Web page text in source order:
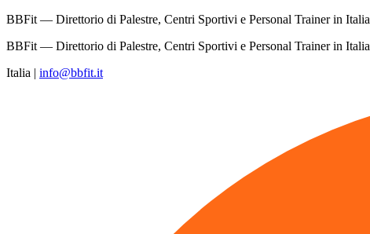
BBFit — Direttorio di Palestre, Centri Sportivi e Personal Trainer in Italia
BBFit — Direttorio di Palestre, Centri Sportivi e Personal Trainer in Italia
Italia | info@bbfit.it